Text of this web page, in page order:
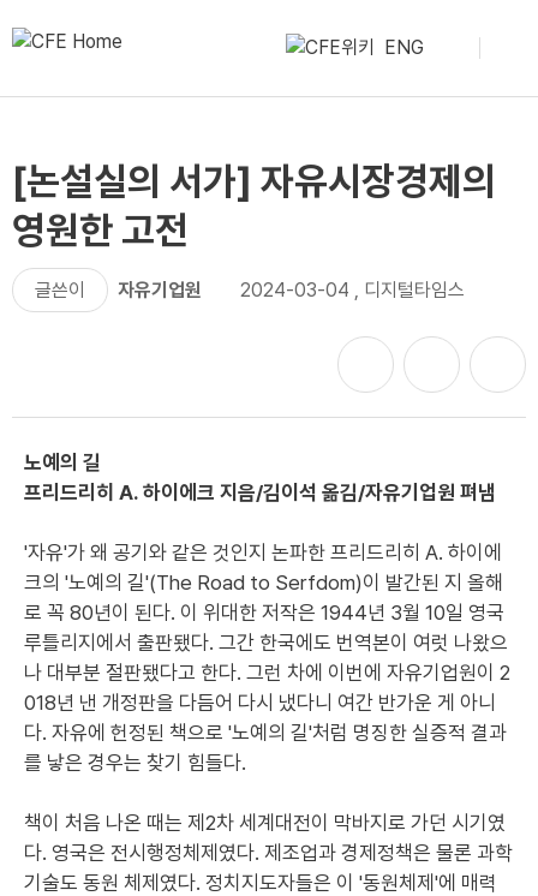
ENG
[논설실의 서가] 자유시장경제의
영원한 고전
글쓴이 자유기업원 2024-03-04 , 디지털타임스
노예의 길
프리드리히 A. 하이에크 지음/김이석 옮김/자유기업원 펴냄
'자유'가 왜 공기와 같은 것인지 논파한 프리드리히 A. 하이에
크의 '노예의 길'(The Road to Serfdom)이 발간된 지 올해
로 꼭 80년이 된다. 이 위대한 저작은 1944년 3월 10일 영국
루틀리지에서 출판됐다. 그간 한국에도 번역본이 여럿 나왔으
나 대부분 절판됐다고 한다. 그런 차에 이번에 자유기업원이 2
018년 낸 개정판을 다듬어 다시 냈다니 여간 반가운 게 아니
다. 자유에 헌정된 책으로 '노예의 길'처럼 명징한 실증적 결과
를 낳은 경우는 찾기 힘들다.
책이 처음 나온 때는 제2차 세계대전이 막바지로 가던 시기였
다. 영국은 전시행정체제였다. 제조업과 경제정책은 물론 과학
기술도 동원 체제였다. 정치지도자들은 이 '동원체제'에 매력